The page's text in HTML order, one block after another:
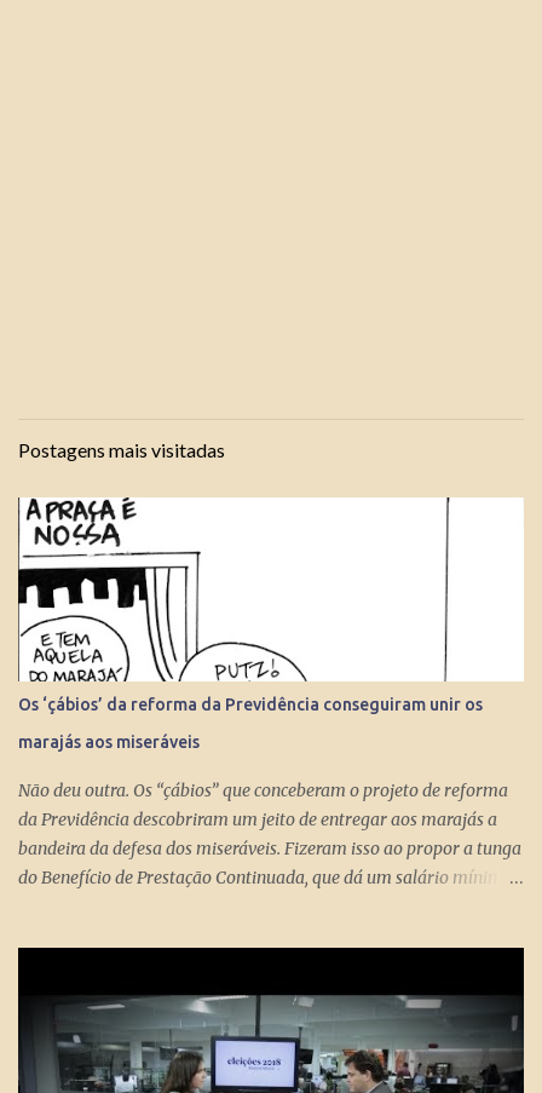
Postagens mais visitadas
Os ‘çábios’ da reforma da Previdência conseguiram unir os
marajás aos miseráveis
Não deu outra. Os “çábios” que conceberam o projeto de reforma
da Previdência descobriram um jeito de entregar aos marajás a
bandeira da defesa dos miseráveis. Fizeram isso ao propor a tunga
do Benefício de Prestação Continuada, que dá um salário mínimo
Família. Com a outra mão querem tomar pelo menos R$ 598
mensais dos miseráveis que têm mais de 65 anos. Eles só terão
direito aos R$ 998 se, e quando, chegarem aos 70 anos. Se o
conserto do rombo da Previdência precisa tungar um benefício